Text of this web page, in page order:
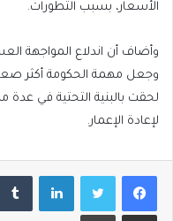
الأسعار، بسبب التطورات.
وأضاف أن اندلاع المواجهة
وجعل مهمة الحكومة أكثر
لحقت بالبنية التحتية في عدة
لإعادة الإعمار.
فيسبوكتويتر لينكدإن
مشاركة عبر البريد طباعة